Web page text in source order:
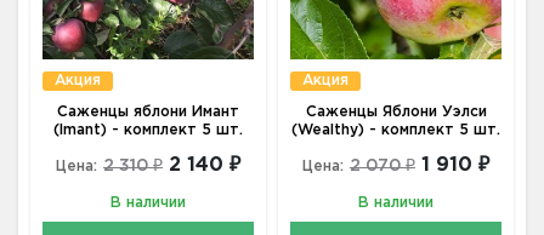
Акция
Саженцы яблони Имант
(Imant) - комплект 5 шт.
Цена: 2 310 ₽ 2 140 ₽
В наличии
Акция
Саженцы Яблони Уэлси
(Wealthy) - комплект 5 шт.
Цена: 2 070 ₽ 1 910 ₽
В наличии